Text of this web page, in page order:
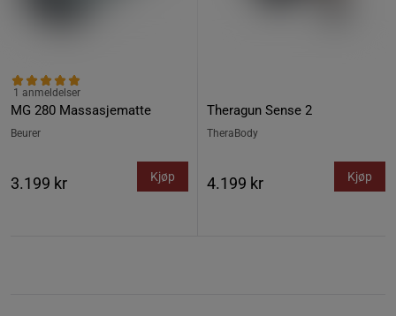
MG 280 Massasjematte
1 anmeldelser
Beurer
3.199 kr Kjøp
Theragun Sense 2
TheraBody
4.199 kr Kjøp